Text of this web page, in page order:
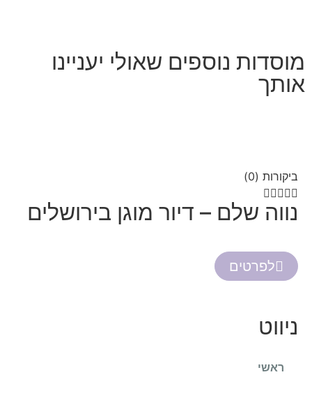
מוסדות נוספים שאולי יעניינו
אותך
ביקורות (0)

נווה שלם – דיור מוגן בירושלים
לפרטים
ניווט
ראשי